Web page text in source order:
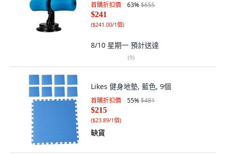
首購折扣價 63%$655
$241
($241.00/1個)
8/10 星期一 預計送達
(9)
Likes 健身地墊, 藍色, 9個
首購折扣價 55%$481
$215
($23.89/1個)
缺貨